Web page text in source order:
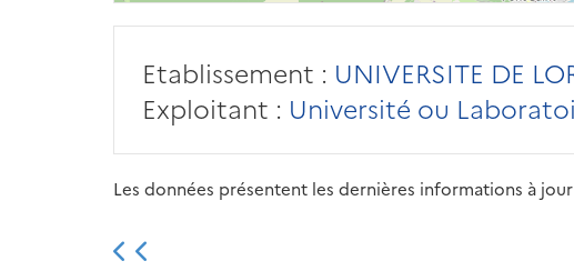
Etablissement : UNIVERSITE DE
Exploitant : Université ou
Les données présentent les dernières informations à